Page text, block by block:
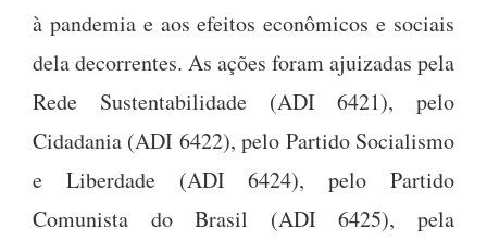
à pandemia e aos efeitos econômicos e sociais
dela decorrentes. As ações foram ajuizadas pela
Rede Sustentabilidade (ADI 6421), pelo
Cidadania (ADI 6422), pelo Partido Socialismo
e Liberdade (ADI 6424), pelo Partido
Comunista do Brasil (ADI 6425), pela